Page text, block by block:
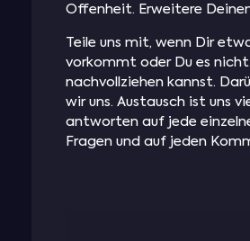
Offenheit. Erweitere
Teile uns mit, wenn Dir
vorkommt oder Du es nicht
nachvollziehen kannst.
wir uns. Austausch ist uns
antworten auf jede
Fragen und auf jeden